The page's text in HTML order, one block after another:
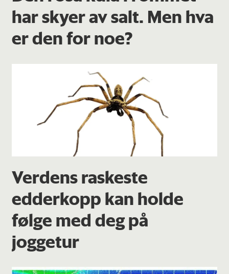
har skyer av salt. Men hva
er den for noe?
Verdens raskeste
edderkopp kan holde
følge med deg på
joggetur